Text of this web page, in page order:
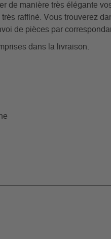
de manière très élégante
raffiné. Vous trouverez
de pièces par
dans la livraison.